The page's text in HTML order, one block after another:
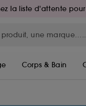
la liste d'attente
Corps & Bain